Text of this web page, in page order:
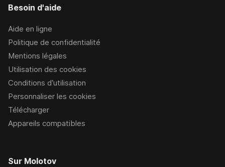
Besoin d'aide
Aide en ligne
Politique de confidentialité
Mentions légales
Utilisation des cookies
Conditions d’utilisation
Personnaliser les cookies
Télécharger
Appareils compatibles
Sur Molotov